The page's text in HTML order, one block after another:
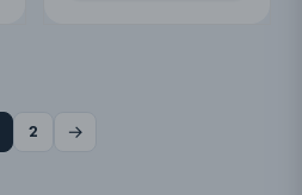
2 →